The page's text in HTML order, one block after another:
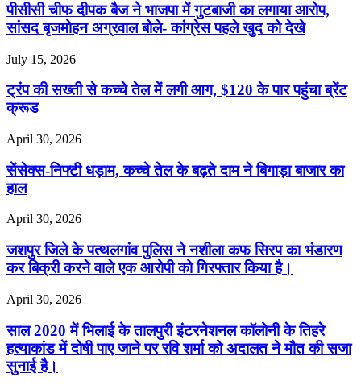
पीसीसी चीफ दीपक बैज ने भाजपा में गुटबाजी का लगाया आरोप,
सांसद बृजमोहन अग्रवाल बोले- कांग्रेस पहले खुद को देखे
July 15, 2026
ट्रंप की सख्ती से कच्चे तेल में लगी आग, $120 के पार पहुंचा ब्रेंट
क्रूड
April 30, 2026
सेंसेक्स-निफ्टी धड़ाम, कच्चे तेल के बढ़ते दाम ने बिगाड़ा बाजार का
हाल
April 30, 2026
जशपुर जिले के पत्थलगांव पुलिस ने नशीला कफ सिरप का भंडारण
कर बिक्री करने वाले एक आरोपी को गिरफ्तार किया है।
April 30, 2026
साल 2020 में भिलाई के तालपुरी इंटरनेशनल कॉलोनी के तिहरे
हत्याकांड में दोषी पाए जाने पर रवि शर्मा को अदालत ने मौत की सजा
सुनाई है।